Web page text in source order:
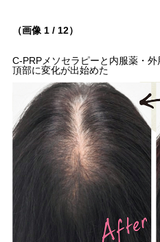
（画像 1 / 12）
C-PRPメソセラピーと内服薬・
頂部に変化が出始めた